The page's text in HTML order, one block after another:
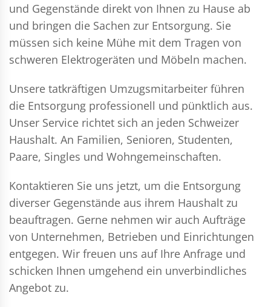
und Gegenstände direkt von Ihnen zu Hause ab
und bringen die Sachen zur Entsorgung. Sie
müssen sich keine Mühe mit dem Tragen von
schweren Elektrogeräten und Möbeln machen.
Unsere tatkräftigen Umzugsmitarbeiter führen
die Entsorgung professionell und pünktlich aus.
Unser Service richtet sich an jeden Schweizer
Haushalt. An Familien, Senioren, Studenten,
Paare, Singles und Wohngemeinschaften.
Kontaktieren Sie uns jetzt, um die Entsorgung
diverser Gegenstände aus ihrem Haushalt zu
beauftragen. Gerne nehmen wir auch Aufträge
von Unternehmen, Betrieben und Einrichtungen
entgegen. Wir freuen uns auf Ihre Anfrage und
schicken Ihnen umgehend ein unverbindliches
Angebot zu.